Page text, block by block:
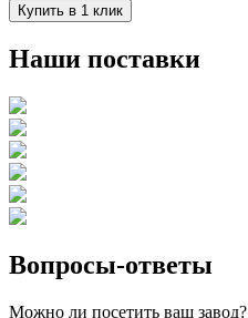
Купить в 1 клик
Наши поставки
Вопросы-ответы
Можно ли посетить ваш завод?